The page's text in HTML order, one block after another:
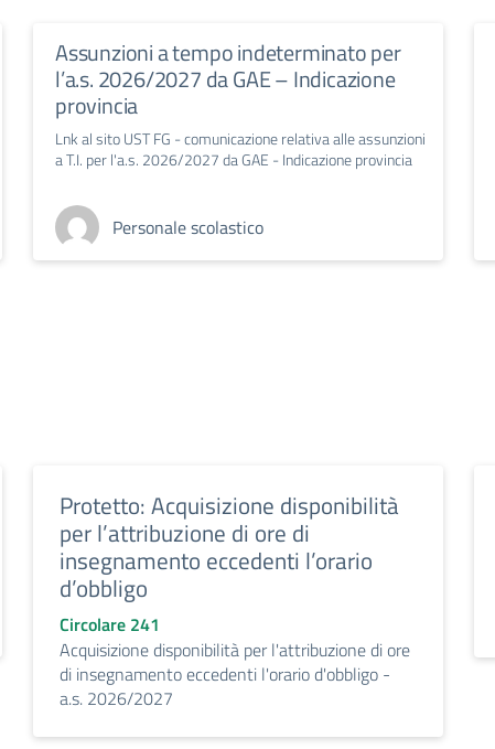
Assunzioni a tempo indeterminato per
l’a.s. 2026/2027 da GAE – Indicazione
provincia
Lnk al sito UST FG - comunicazione relativa alle assunzioni
a T.I. per l'a.s. 2026/2027 da GAE - Indicazione provincia
Personale scolastico
Protetto: Acquisizione disponibilità
per l’attribuzione di ore di
insegnamento eccedenti l’orario
d’obbligo
Circolare 241
Acquisizione disponibilità per l'attribuzione di ore
di insegnamento eccedenti l'orario d'obbligo -
a.s. 2026/2027